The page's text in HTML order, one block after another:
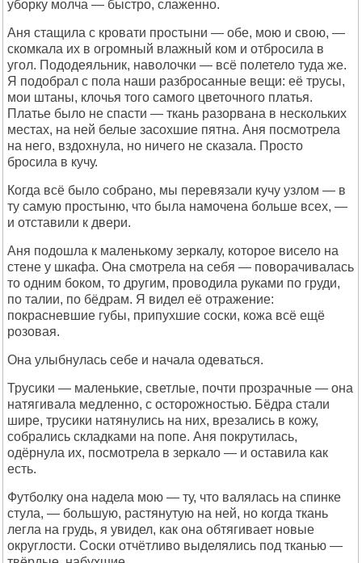
уборку молча — быстро, слаженно.
Аня стащила с кровати простыни — обе, мою и свою, —
скомкала их в огромный влажный ком и отбросила в
угол. Пододеяльник, наволочки — всё полетело туда же.
Я подобрал с пола наши разбросанные вещи: её трусы,
мои штаны, клочья того самого цветочного платья.
Платье было не спасти — ткань разорвана в нескольких
местах, на ней белые засохшие пятна. Аня посмотрела
на него, вздохнула, но ничего не сказала. Просто
бросила в кучу.
Когда всё было собрано, мы перевязали кучу узлом — в
ту самую простыню, что была намочена больше всех, —
и отставили к двери.
Аня подошла к маленькому зеркалу, которое висело на
стене у шкафа. Она смотрела на себя — поворачивалась
то одним боком, то другим, проводила руками по груди,
по талии, по бёдрам. Я видел её отражение:
покрасневшие губы, припухшие соски, кожа всё ещё
розовая.
Она улыбнулась себе и начала одеваться.
Трусики — маленькие, светлые, почти прозрачные — она
натягивала медленно, с осторожностью. Бёдра стали
шире, трусики натянулись на них, врезались в кожу,
собрались складками на попе. Аня покрутилась,
одёрнула их, посмотрела в зеркало — и оставила как
есть.
Футболку она надела мою — ту, что валялась на спинке
стула, — большую, растянутую на ней, но когда ткань
легла на грудь, я увидел, как она обтягивает новые
округлости. Соски отчётливо выделялись под тканью —